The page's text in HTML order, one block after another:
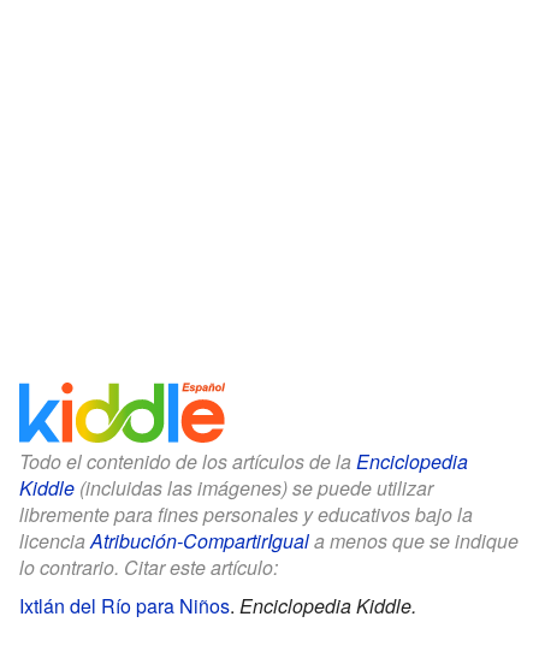
Todo el contenido de los artículos de la Enciclopedia
Kiddle (incluidas las imágenes) se puede utilizar
libremente para fines personales y educativos bajo la
licenciaAtribución-CompartirIguala menos que se indique
lo contrario. Citar este artículo:
Ixtlán del Río para Niños. Enciclopedia Kiddle.